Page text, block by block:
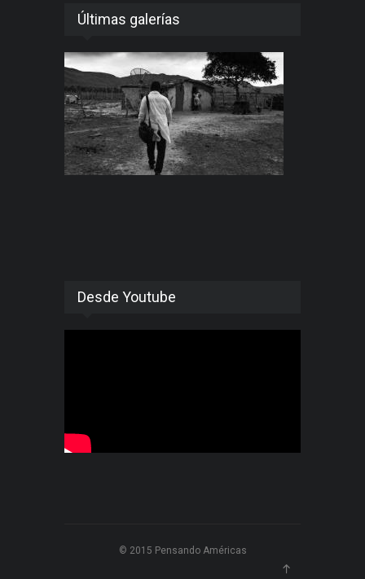
Últimas galerías
Desde Youtube
© 2015 Pensando Américas